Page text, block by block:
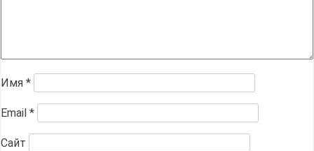
Имя *
Email *
Сайт